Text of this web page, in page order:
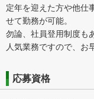
定年を迎えた方や他仕
せて勤務が可能。
勿論、社員登用制度も
人気業務ですので、お
応募資格